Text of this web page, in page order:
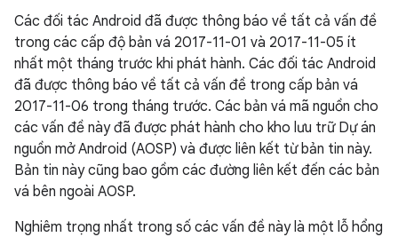
Các đối tác Android đã được thông báo về tất cả vấn đề
trong các cấp độ bản vá 2017-11-01 và 2017-11-05 ít
nhất một tháng trước khi phát hành. Các đối tác Android
đã được thông báo về tất cả vấn đề trong cấp bản vá
2017-11-06 trong tháng trước. Các bản vá mã nguồn cho
các vấn đề này đã được phát hành cho kho lưu trữ Dự án
nguồn mở Android (AOSP) và được liên kết từ bản tin này.
Bản tin này cũng bao gồm các đường liên kết đến các bản
vá bên ngoài AOSP.
Nghiêm trọng nhất trong số các vấn đề này là một lỗ hổng